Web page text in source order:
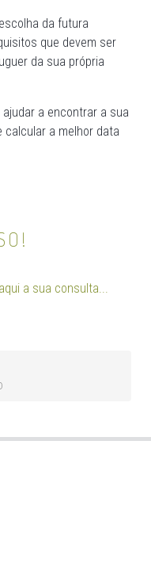
da futura
que devem ser
da sua própria
a encontrar a sua
calcular a melhor data
a sua consulta...